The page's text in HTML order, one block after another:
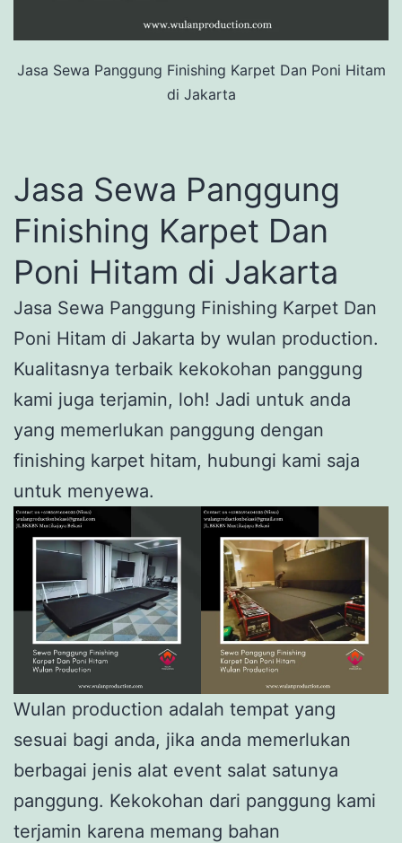
Jasa Sewa Panggung Finishing Karpet Dan Poni Hitam
di Jakarta
Jasa Sewa Panggung
Finishing Karpet Dan
Poni Hitam di Jakarta
Jasa Sewa Panggung Finishing Karpet Dan
Poni Hitam di Jakarta by wulan production.
Kualitasnya terbaik kekokohan panggung
kami juga terjamin, loh! Jadi untuk anda
yang memerlukan panggung dengan
finishing karpet hitam, hubungi kami saja
untuk menyewa.
Wulan production adalah tempat yang
sesuai bagi anda, jika anda memerlukan
berbagai jenis alat event salat satunya
panggung. Kekokohan dari panggung kami
terjamin karena memang bahan